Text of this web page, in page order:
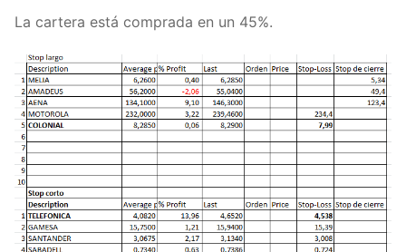
La cartera está comprada en un 45%.